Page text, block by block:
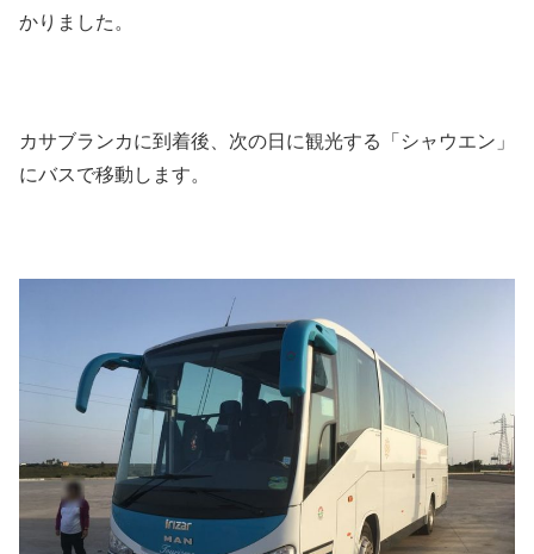
かりました。
カサブランカに到着後、次の日に観光する「シャウエン」
にバスで移動します。